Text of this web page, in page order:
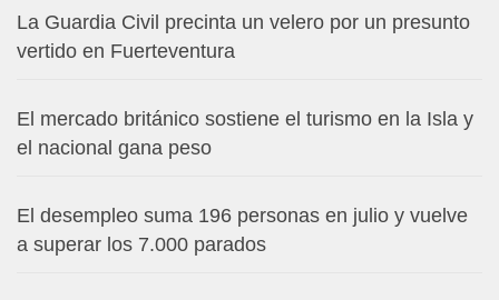
La Guardia Civil precinta un velero por un presunto
vertido en Fuerteventura
El mercado británico sostiene el turismo en la Isla y
el nacional gana peso
El desempleo suma 196 personas en julio y vuelve
a superar los 7.000 parados